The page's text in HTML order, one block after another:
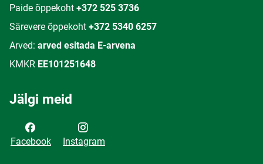
Paide õppekoht +372 525 3736
Särevere õppekoht +372 5340 6257
Arved: arved esitada E-arvena
KMKR EE101251648
Jälgi meid
Facebook Instagram